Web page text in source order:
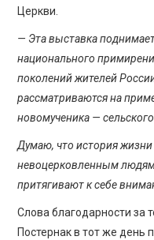
Церкви.
— Эта выставка
национального
поколений жителей
рассматриваются на
новомученика —
Думаю, что история
невоцерковленным
притягивают к себе
Слова благодарности за
Постернак в тот же